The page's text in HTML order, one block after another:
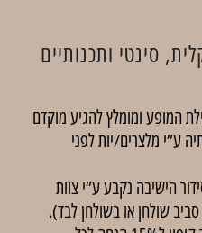
סינטי ותכנותיים
המופע ומומלץ להגיע מוקדם
ע”י מלצרים/יות לפני
הישיבה נקבע ע”י צוות
שולחן או בשולחן לבד).